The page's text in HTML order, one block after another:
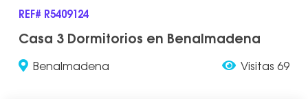
REF# R5409124
Casa 3 Dormitorios en Benalmadena
Benalmadena Visitas 69